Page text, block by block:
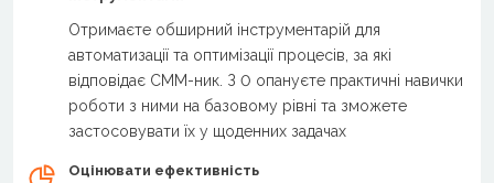
Отримаєте обширний інструментарій для
автоматизації та оптимізації процесів, за які
відповідає СММ-ник. З 0 опануєте практичні навички
роботи з ними на базовому рівні та зможете
застосовувати їх у щоденних задачах
Оцінювати ефективність